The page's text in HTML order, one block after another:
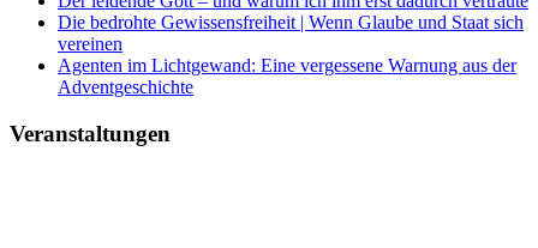
Die bedrohte Gewissensfreiheit | Wenn Glaube und Staat sich
vereinen
Agenten im Lichtgewand: Eine vergessene Warnung aus der
Adventgeschichte
Veranstaltungen